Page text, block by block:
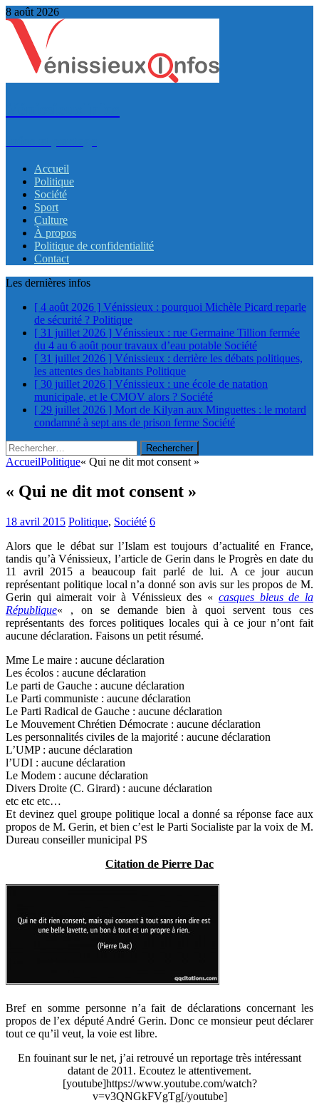
8 août 2026
Accueil
Politique
Société
Sport
Culture
À propos
Politique de confidentialité
Contact
Les dernières infos
[ 4 août 2026 ] Vénissieux : pourquoi Michèle Picard reparle
de sécurité ? Politique
[ 31 juillet 2026 ] Vénissieux : rue Germaine Tillion fermée
du 4 au 6 août pour travaux d’eau potable Société
[ 31 juillet 2026 ] Vénissieux : derrière les débats politiques,
les attentes des habitants Politique
[ 30 juillet 2026 ] Vénissieux : une école de natation
municipale, et le CMOV alors ? Société
[ 29 juillet 2026 ] Mort de Kilyan aux Minguettes : le motard
condamné à sept ans de prison ferme Société
Rechercher :
AccueilPolitique« Qui ne dit mot consent »
« Qui ne dit mot consent »
18 avril 2015 Politique, Société 6
Alors que le débat sur l’Islam est toujours d’actualité en France,
tandis qu’à Vénissieux, l’article de Gerin dans le Progrès en date du
11 avril 2015 a beaucoup fait parlé de lui. A ce jour aucun
représentant politique local n’a donné son avis sur les propos de M.
Gerin qui aimerait voir à Vénissieux des « casques bleus de la
République« , on se demande bien à quoi servent tous ces
représentants des forces politiques locales qui à ce jour n’ont fait
aucune déclaration. Faisons un petit résumé.
Mme Le maire : aucune déclaration
Les écolos : aucune déclaration
Le parti de Gauche : aucune déclaration
Le Parti communiste : aucune déclaration
Le Parti Radical de Gauche : aucune déclaration
Le Mouvement Chrétien Démocrate : aucune déclaration
Les personnalités civiles de la majorité : aucune déclaration
L’UMP : aucune déclaration
l’UDI : aucune déclaration
Le Modem : aucune déclaration
Divers Droite (C. Girard) : aucune déclaration
etc etc etc…
Et devinez quel groupe politique local a donné sa réponse face aux
propos de M. Gerin, et bien c’est le Parti Socialiste par la voix de M.
Dureau conseiller municipal PS
Citation de Pierre Dac
Bref en somme personne n’a fait de déclarations concernant les
propos de l’ex député André Gerin. Donc ce monsieur peut déclarer
tout ce qu’il veut, la voie est libre.
En fouinant sur le net, j’ai retrouvé un reportage très intéressant
datant de 2011. Ecoutez le attentivement.
[youtube]https://www.youtube.com/watch?
v=v3QNGkFVgTg[/youtube]